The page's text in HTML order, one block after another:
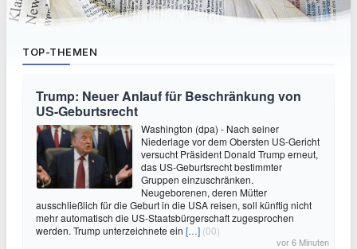
TOP-THEMEN
Trump: Neuer Anlauf für Beschränkung von
US-Geburtsrecht
Washington (dpa) - Nach seiner
Niederlage vor dem Obersten US-Gericht
versucht Präsident Donald Trump erneut,
das US-Geburtsrecht bestimmter
Gruppen einzuschränken.
Neugeborenen, deren Mütter
ausschließlich für die Geburt in die USA reisen, soll künftig nicht
mehr automatisch die US-Staatsbürgerschaft zugesprochen
werden. Trump unterzeichnete ein […] (00)
vor 6 Minuten